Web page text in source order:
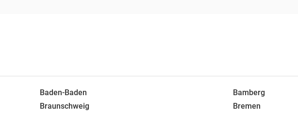
Baden-Baden
Bamberg
Braunschweig
Bremen